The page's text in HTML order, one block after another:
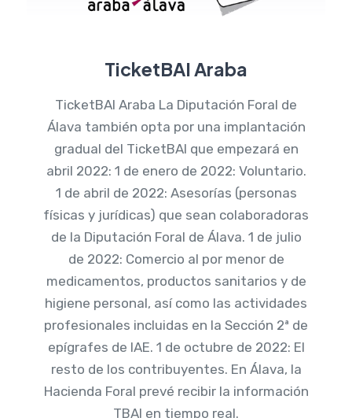
TicketBAI Araba
TicketBAI Araba La Diputación Foral de
Álava también opta por una implantación
gradual del TicketBAI que empezará en
abril 2022: 1 de enero de 2022: Voluntario.
1 de abril de 2022: Asesorías (personas
físicas y jurídicas) que sean colaboradoras
de la Diputación Foral de Álava. 1 de julio
de 2022: Comercio al por menor de
medicamentos, productos sanitarios y de
higiene personal, así como las actividades
profesionales incluidas en la Sección 2ª de
epígrafes de IAE. 1 de octubre de 2022: El
resto de los contribuyentes. En Álava, la
Hacienda Foral prevé recibir la información
TBAI en tiempo real.